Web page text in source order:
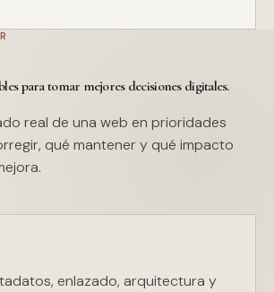
para tomar mejores decisiones digitales.
real de una web en prioridades
qué mantener y qué impacto
enlazado, arquitectura y